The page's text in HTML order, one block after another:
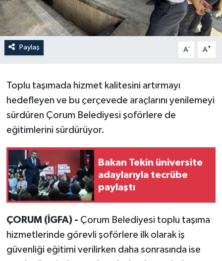
Paylaş A- A+
Toplu taşımada hizmet kalitesini artırmayı
hedefleyen ve bu çerçevede araçlarını yenilemeyi
sürdüren Çorum Belediyesi şoförlere de
eğitimlerini sürdürüyor.
Bakan Tekin üniversite
adaylarıyla tecrübe
paylaştı
ÇORUM (İGFA) - Çorum Belediyesi toplu taşıma
hizmetlerinde görevli şoförlere ilk olarak iş
güvenliği eğitimi verilirken daha sonrasında ise